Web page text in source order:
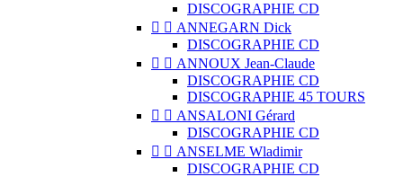
DISCOGRAPHIE CD
  ANNEGARN Dick
DISCOGRAPHIE CD
  ANNOUX Jean-Claude
DISCOGRAPHIE CD
DISCOGRAPHIE 45 TOURS
  ANSALONI Gérard
DISCOGRAPHIE CD
  ANSELME Wladimir
DISCOGRAPHIE CD